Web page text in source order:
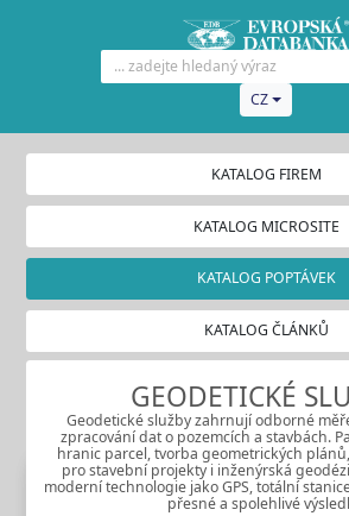
CZ
KATALOG FIREM
KATALOG MICROSITE
KATALOG POPTÁVEK
KATALOG ČLÁNKŮ
GEODETICKÉ
Geodetické služby zahrnují odborné
zpracování dat o pozemcích a stavbách.
hranic parcel, tvorba geometrických
pro stavební projekty i inženýrská
moderní technologie jako GPS, totální
přesné a spolehlivé